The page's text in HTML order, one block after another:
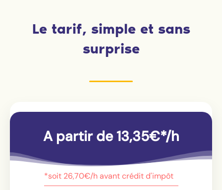
Le tarif, simple et sans
surprise
A partir de 13,35€*/h
*soit 26,70€/h avant crédit d'impôt